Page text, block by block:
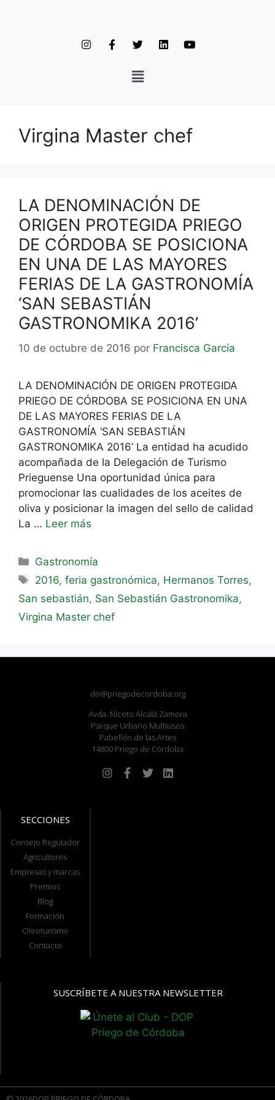
Virgina Master chef
LA DENOMINACIÓN DE
ORIGEN PROTEGIDA PRIEGO
DE CÓRDOBA SE POSICIONA
EN UNA DE LAS MAYORES
FERIAS DE LA GASTRONOMÍA
‘SAN SEBASTIÁN
GASTRONOMIKA 2016’
10 de octubre de 2016 por Francisca García
LA DENOMINACIÓN DE ORIGEN PROTEGIDA
PRIEGO DE CÓRDOBA SE POSICIONA EN UNA
DE LAS MAYORES FERIAS DE LA
GASTRONOMÍA ‘SAN SEBASTIÁN
GASTRONOMIKA 2016’ La entidad ha acudido
acompañada de la Delegación de Turismo
Prieguense Una oportunidad única para
promocionar las cualidades de los aceites de
oliva y posicionar la imagen del sello de calidad
La … Leer más
Gastronomía
2016,feria gastronómica, Hermanos Torres,
San sebastián, San Sebastián Gastronomika,
Virgina Master chef
do@priegodecordoba.org
Avda. Niceto Alcalá Zamora
Parque Urbano Multiusos
Pabellón de las Artes
14800 Priego de Córdoba
SECCIONES
Consejo Regulador
Agricultores
Empresas y marcas
Premios
Blog
Formación
Oleoturismo
Contacto
SUSCRÍBETE A NUESTRA NEWSLETTER